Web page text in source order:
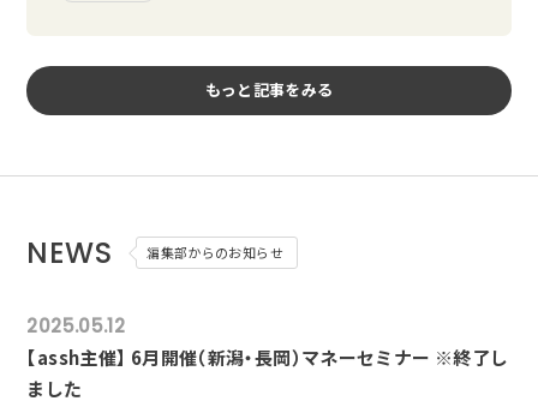
もっと記事をみる
NEWS 編集部からのお知らせ
2025.05.12
【assh主催】 6月開催（新潟・長岡）マネーセミナー ※終了し
ました